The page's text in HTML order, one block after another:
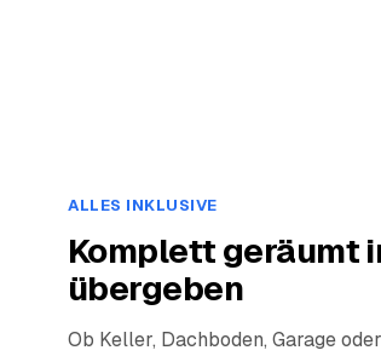
ALLES INKLUSIVE
Komplett geräumt
übergeben
Ob Keller, Dachboden, Garage